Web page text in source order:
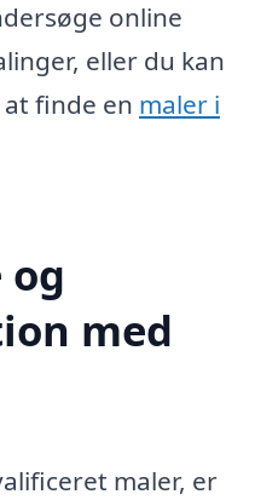
online
eller du kan
finde en maler i
og
med
maler, er